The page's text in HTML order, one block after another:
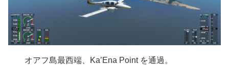
オアフ島最西端、Ka’Ena Point を通過。